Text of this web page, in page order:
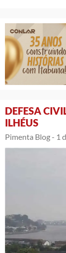
DEFESA
ILHÉUS
Pimenta Blog - 1